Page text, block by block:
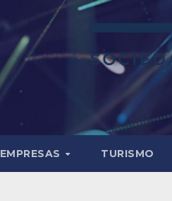
EMPRESAS TURISMO